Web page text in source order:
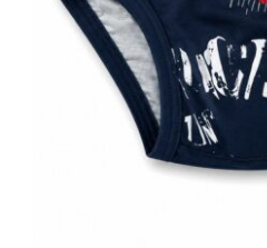
graffiti print